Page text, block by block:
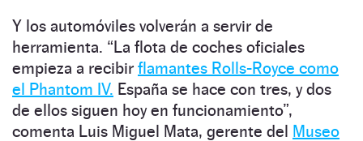
Y los automóviles volverán a servir de
herramienta. “La flota de coches oficiales
empieza a recibir flamantes Rolls-Royce como
el Phantom IV. España se hace con tres, y dos
de ellos siguen hoy en funcionamiento”,
comenta Luis Miguel Mata, gerente del Museo